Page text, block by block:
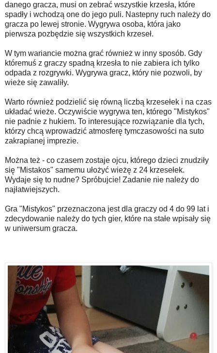
danego gracza, musi on zebrać wszystkie krzesła, które
spadły i wchodzą one do jego puli. Nastepny ruch należy do
gracza po lewej stronie. Wygrywa osoba, która jako
pierwsza pozbędzie się wszystkich krzeseł.
W tym wariancie można grać również w inny sposób. Gdy
któremuś z graczy spadną krzesła to nie zabiera ich tylko
odpada z rozgrywki. Wygrywa gracz, który nie pozwoli, by
wieże się zawaliły.
Warto również podzielić się równą liczbą krzesełek i na czas
układać wieże. Oczywiście wygrywa ten, którego "Mistykos"
nie padnie z hukiem. To interesujące rozwiązanie dla tych,
którzy chcą wprowadzić atmosferę tymczasowości na suto
zakrapianej imprezie.
Można też - co czasem zostaje ojcu, którego dzieci znudziły
się "Mistakos" samemu ułożyć wieżę z 24 krzesełek.
Wydaje się to nudne? Spróbujcie! Zadanie nie należy do
najłatwiejszych.
Gra "Mistykos" przeznaczona jest dla graczy od 4 do 99 lat i
zdecydowanie należy do tych gier, które na stałe wpisały się
w uniwersum gracza.